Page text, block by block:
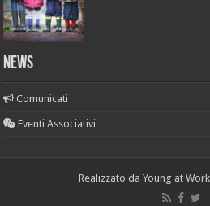
NEWS
Comunicati
Eventi Associativi
Realizzato da Young at